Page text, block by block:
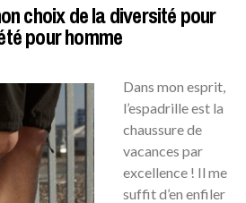
choix de la diversité pour
pour homme
Dans mon esprit,
l’espadrille est la
chaussure de
vacances par
excellence ! Il me
suffit d’en enfiler